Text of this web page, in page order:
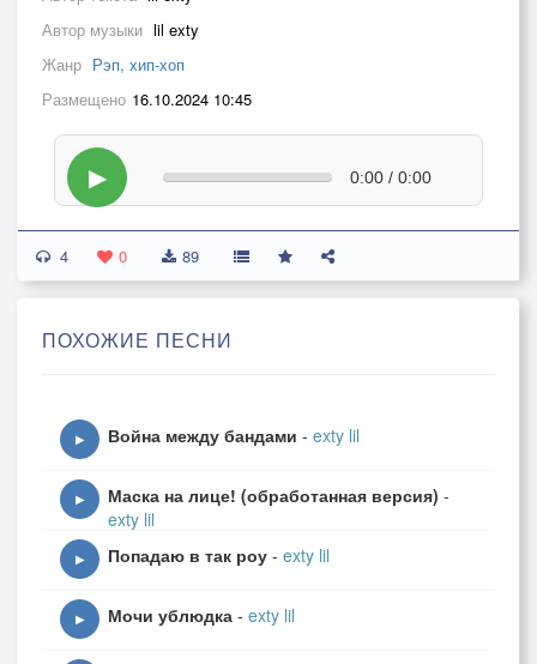
Автор музыки lil exty
Жанр Рэп, хип-хоп
Размещено 16.10.2024 10:45
▶ 0:00 / 0:00
4 0 89
ПОХОЖИЕ ПЕСНИ
▶ Война между бандами - exty lil
▶ Маска на лице! (обработанная версия) -
exty lil
▶ Попадаю в так роу - exty lil
▶ Мочи ублюдка - exty lil